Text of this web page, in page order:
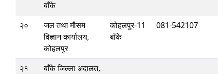
बाँके
२०
जल तथा मौसम
विज्ञान कार्यालय,
कोहलपुर
कोहलपुर-11
बाँके
081-542107
२१
बाँके जिल्ला अदालत,